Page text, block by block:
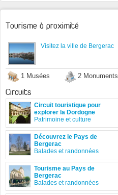
Tourisme à proximité
Visitez la ville de Bergerac
1 Musées 2 Monuments
Circuits
Circuit touristique pour
explorer la Dordogne
Patrimoine et culture
Découvrez le Pays de
Bergerac
Balades et randonnées
Tourisme au Pays de
Bergerac
Balades et randonnées